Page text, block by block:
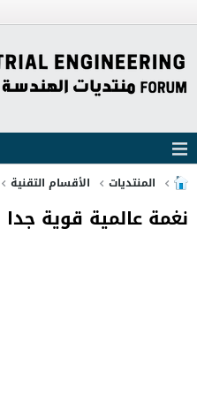
المنتديات الأقسام التقنية
نغمة عالمية قوية جدا